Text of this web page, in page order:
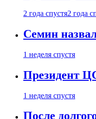
2 года спустя2 года
Семин
1 неделя спустя
Президент
1 неделя спустя
После